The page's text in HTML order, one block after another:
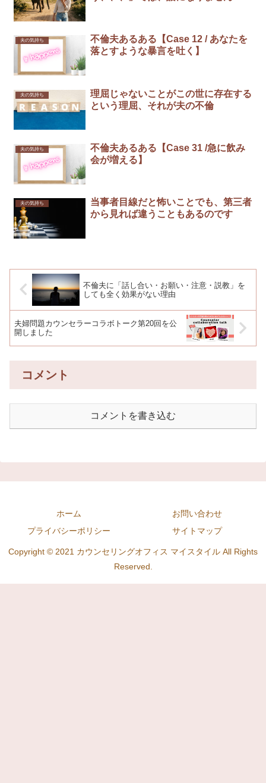
夫の気持ち
不倫夫あるある【Case 12 / あなたを
落とすような暴言を吐く】
夫の気持ち
理屈じゃないことがこの世に存在する
という理屈、それが夫の不倫
夫の気持ち
不倫夫あるある【Case 31 /急に飲み
会が増える】
夫の気持ち
当事者目線だと怖いことでも、第三者
から見れば違うこともあるのです
不倫夫に「話し合い・お願い・注意・説教」を
しても全く効果がない理由
夫婦問題カウンセラーコラボトーク第20回を公
開しました
コメント
コメントを書き込む
ホーム
お問い合わせ
プライバシーポリシー
サイトマップ
Copyright © 2021 カウンセリングオフィス マイスタイル All Rights
Reserved.